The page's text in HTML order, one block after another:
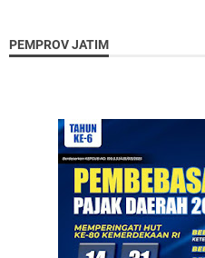
PEMPROV JATIM